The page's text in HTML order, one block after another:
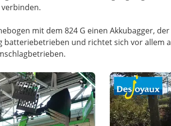
mit dem 824 G einen Akkubagger,
und richtet sich vor allem